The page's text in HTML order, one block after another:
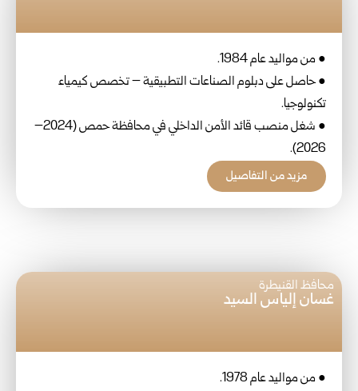
● من مواليد عام 1984.
● حاصل على دبلوم الصناعات التطبيقية – تخصص كيمياء
تكنولوجيا.
● شغل منصب قائد الأمن الداخلي في محافظة حمص (2024–
2026).
مزيد من التفاصيل
محافظ القنيطرة
غسان إلياس السيد
● من مواليد عام 1978.